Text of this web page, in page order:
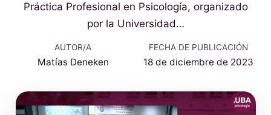
Práctica Profesional en Psicología, organizado
por la Universidad…
AUTOR/A
Matías Deneken
FECHA DE PUBLICACIÓN
18 de diciembre de 2023